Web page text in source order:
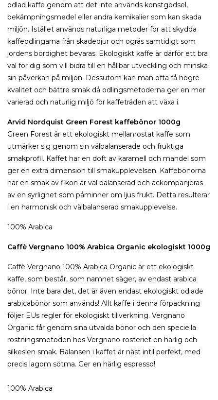
odlad kaffe genom att det inte används konstgödsel,
bekämpningsmedel eller andra kemikalier som kan skada
miljön. Istället används naturliga metoder för att skydda
kaffeodlingarna från skadedjur och ogräs samtidigt som
jordens bördighet bevaras. Ekologiskt kaffe är därför ett bra
val för dig som vill bidra till en hållbar utveckling och minska
sin påverkan på miljön. Dessutom kan man ofta få högre
kvalitet och bättre smak då odlingsmetoderna ger en mer
varierad och naturlig miljö för kaffeträden att växa i.
Arvid Nordquist Green Forest kaffebönor 1000g
Green Forest är ett ekologiskt mellanrostat kaffe som
utmärker sig genom sin välbalanserade och fruktiga
smakprofil. Kaffet har en doft av karamell och mandel som
ger en extra dimension till smakupplevelsen. Kaffebönorna
har en smak av fikon är väl balanserad och ackompanjeras
av en syrlighet som påminner om ljus frukt. Detta resulterar
i en harmonisk och välbalanserad smakupplevelse.
100% Arabica
Caffè Vergnano 100% Arabica Organic ekologiskt 1000g
Caffè Vergnano 100% Arabica Organic är ett ekologiskt
kaffe, som består, som namnet säger, av endast arabica
bönor. Inte bara det, det är även endast ekologiskt odlade
arabicabönor som används! Allt kaffe i denna förpackning
följer EUs regler för ekologiskt tillverkning. Vergnano
Organic får genom sina utvalda bönor och den speciella
rostningsmetoden hos Vergnano-rosteriet en härlig och
silkeslen smak. Balansen i kaffet är näst intil perfekt, med
precis lagom sötma. Ger en härlig espresso!
100% Arabica